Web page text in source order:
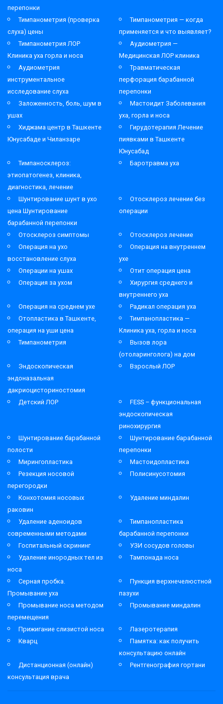
перепонки
Тимпанометрия (проверка
слуха) цены
Тимпанометрия — когда
применяется и что выявляет?
Тимпанометрия ЛОР
Клиника уха горла и носа
Аудиометрия —
Медицинская ЛОР клиника
Аудиометрия
инструментальное
исследование слуха
Травматическая
перфорация барабанной
перепонки
Заложенность, боль, шум в
ушах
Мастоидит Заболевания
уха, горла и носа
Хиджама центр в Ташкенте
Юнусабаде и Чиланзаре
Гирудотерапия Лечение
пиявками в Ташкенте
Юнусабад
Тимпаносклероз:
этиопатогенез, клиника,
диагностика, лечение
Баротравма уха
Шунтирование шунт в ухо
цена Шунтирование
барабанной перепонки
Отосклероз лечение без
операции
Отосклероз симптомы
Отосклероз лечение
Операция на ухо
восстановление слуха
Операция на внутреннем
ухе
Операции на ушах
Отит операция цена
Операция за ухом
Хирургия среднего и
внутреннего уха
Операция на среднем ухе
Радикал операция уха
Отопластика в Ташкенте,
операция на уши цена
Тимпанопластика —
Клиника уха, горла и носа
Тимпанометрия
Вызов лора
(отоларинголога) на дом
Эндоскопическая
эндоназальная
дакриоцисториностомия
Взрослый ЛОР
Детский ЛОР
FESS – функциональная
эндоскопическая
ринохирургия
Шунтирование барабанной
полости
Шунтирование барабанной
перепонки
Мирингопластика
Мастоидопластика
Резекция носовой
перегородки
Полисинусотомия
Конхотомия носовых
раковин
Удаление миндалин
Удаление аденоидов
современными методами
Тимпанопластика
барабанной перепонки
Госпитальный скрининг
УЗИ сосудов головы
Удаление инородных тел из
носа
Тампонада носа
Серная пробка.
Промывание уха
Пункция верхнечелюстной
пазухи
Промывание носа методом
перемещения
Промывание миндалин
Прижигание слизистой носа
Лазеротерапия
Кварц
Памятка: как получить
консультацию онлайн
Дистанционная (онлайн)
консультация врача
Рентгенография гортани